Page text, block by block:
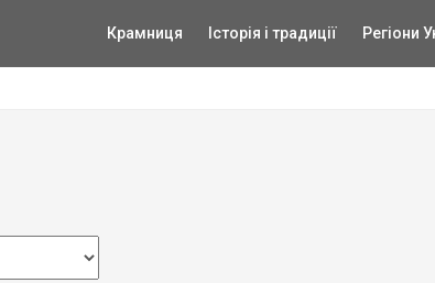
Крамниця Історія і традиції Регіони